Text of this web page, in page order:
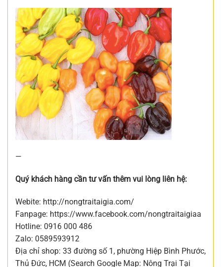
—
Quý khách hàng cần tư vấn thêm vui lòng liên hệ:
Webite: http://nongtraitaigia.com/
Fanpage: https://www.facebook.com/nongtraitaigiaa
Hotline: 0916 000 486
Zalo: 0589593912
Địa chỉ shop: 33 đường số 1, phường Hiệp Bình Phước,
Thủ Đức, HCM (Search Google Map: Nông Trại Tại